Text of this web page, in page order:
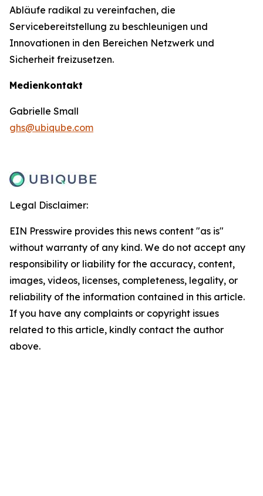
Abläufe radikal zu vereinfachen, die
Servicebereitstellung zu beschleunigen und
Innovationen in den Bereichen Netzwerk und
Sicherheit freizusetzen.
Medienkontakt
Gabrielle Small
ghs@ubiqube.com
Legal Disclaimer:
EIN Presswire provides this news content "as is"
without warranty of any kind. We do not accept any
responsibility or liability for the accuracy, content,
images, videos, licenses, completeness, legality, or
reliability of the information contained in this article.
If you have any complaints or copyright issues
related to this article, kindly contact the author
above.